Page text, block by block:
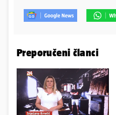
Preporučeni članci